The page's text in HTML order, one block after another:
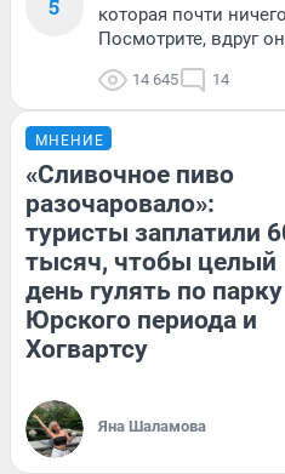
5
которая почти
Посмотрите, вдруг
14 645 14
МНЕНИЕ
«Сливочное пиво
разочаровало»:
туристы заплатили
тысяч, чтобы целый
день гулять по парку
Юрского периода и
Хогвартсу
Яна Шаламова